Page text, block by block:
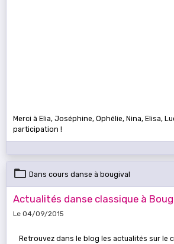
Merci à Elia, Joséphine, Ophélie, Nina, Elisa,
participation !
Dans cours danse à bougival
Actualités danse classique à
Le 04/09/2015
Retrouvez dans le blog les actualités sur le